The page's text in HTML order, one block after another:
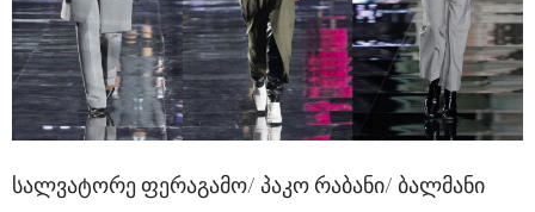
სალვატორე ფერაგამო/ პაკო რაბანი/ ბალმანი